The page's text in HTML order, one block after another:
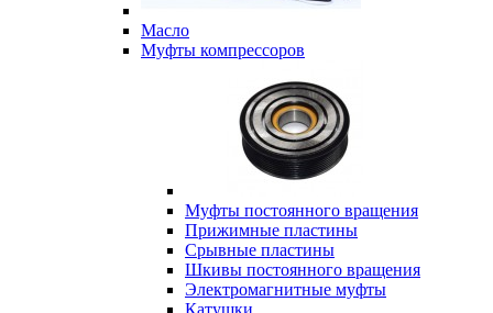
Масло
Муфты компрессоров
Муфты постоянного вращения
Прижимные пластины
Срывные пластины
Шкивы постоянного вращения
Электромагнитные муфты
Катушки